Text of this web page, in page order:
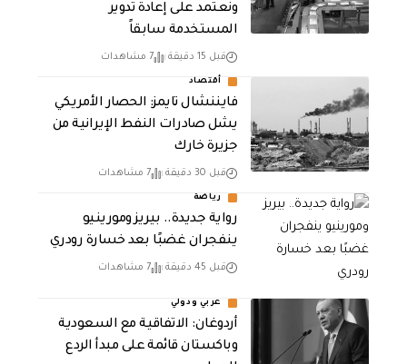
ونعتمد على إعادة تدوير
المستخدمة سابقاً
قبل 15 دقيقة 7 مشاهدات
أقتصاد
فايننشال تايمز: الحصار الأمريكي
يشل صادرات النفط الإيرانية من
جزيرة خارك
قبل 30 دقيقة 7 مشاهدات
رياضة
رواية جديدة.. بيريز ومورينيو
ينفجران غضبًا بعد خسارة رودري
قبل 45 دقيقة 7 مشاهدات
عربي ودولي
أردوغان: الاتفاقية مع السعودية
وباكستان قائمة على مبدأ الردع